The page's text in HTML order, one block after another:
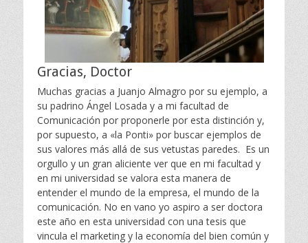
Gracias, Doctor
Muchas gracias a Juanjo Almagro por su ejemplo, a
su padrino Ángel Losada y a mi facultad de
Comunicación por proponerle por esta distinción y,
por supuesto, a «la Ponti» por buscar ejemplos de
sus valores más allá de sus vetustas paredes. Es un
orgullo y un gran aliciente ver que en mi facultad y
en mi universidad se valora esta manera de
entender el mundo de la empresa, el mundo de la
comunicación. No en vano yo aspiro a ser doctora
este año en esta universidad con una tesis que
vincula el marketing y la economía del bien común y